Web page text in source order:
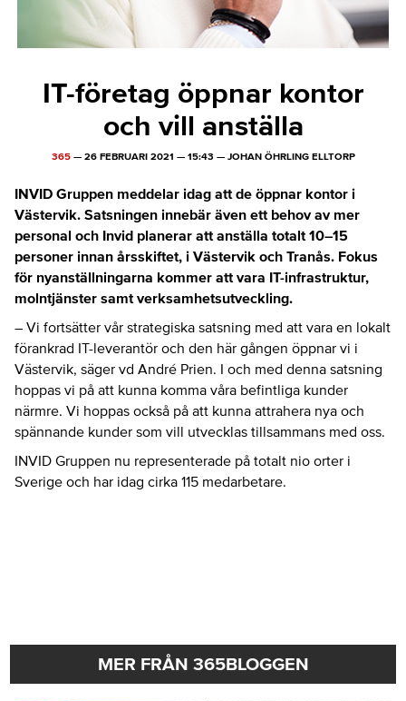
IT-företag öppnar kontor
och vill anställa
365— 26 FEBRUARI 2021 — 15:43 — JOHAN ÖHRLING ELLTORP
INVID Gruppen meddelar idag att de öppnar kontor i
Västervik. Satsningen innebär även ett behov av mer
personal och Invid planerar att anställa totalt 10–15
personer innan årsskiftet, i Västervik och Tranås. Fokus
för nyanställningarna kommer att vara IT-infrastruktur,
molntjänster samt verksamhetsutveckling.
– Vi fortsätter vår strategiska satsning med att vara en lokalt
förankrad IT-leverantör och den här gången öppnar vi i
Västervik, säger vd André Prien. I och med denna satsning
hoppas vi på att kunna komma våra befintliga kunder
närmre. Vi hoppas också på att kunna attrahera nya och
spännande kunder som vill utvecklas tillsammans med oss.
INVID Gruppen nu representerade på totalt nio orter i
Sverige och har idag cirka 115 medarbetare.
MER FRÅN 365BLOGGEN